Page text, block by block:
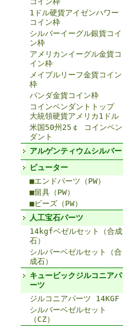
1ドル硬貨アイゼンハワー
コイン枠
シルバーイーグル銀貨コイ
ン枠
アメリカンイーグル金貨コ
イン枠
メイプルリーフ金貨コイン
枠
パンダ金貨コイン枠
コインペンダントトップ
大統領硬貨アメリカ1ドル
米国50州25￠ コインペン
ダント
アルゲンティウムシルバー
ピューター
■エンドパーツ（PW）
■留具（PW）
■ビーズ（PW）
人工宝石パーツ
14kgfベゼルセット（合成
石）
シルバーベゼルセット（合
成石）
キュービックジルコニアパ
ーツ
ジルコニアパーツ 14KGF
シルバーベゼルセット
（CZ）